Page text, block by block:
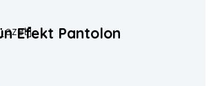
Efekt Pantolon